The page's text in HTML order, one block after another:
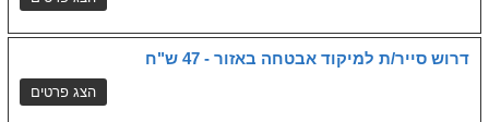
דרוש סייר/ת למיקוד אבטחה באזור - 47 ש"ח